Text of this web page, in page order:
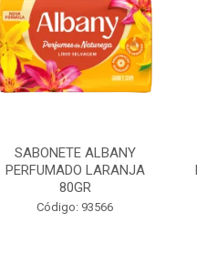
SABONETE ALBANY
PERFUMADO LARANJA
80GR
Código: 93566